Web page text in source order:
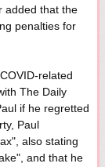
added that the
penalties for
related
The Daily
if he regretted
Paul
also stating
and that he